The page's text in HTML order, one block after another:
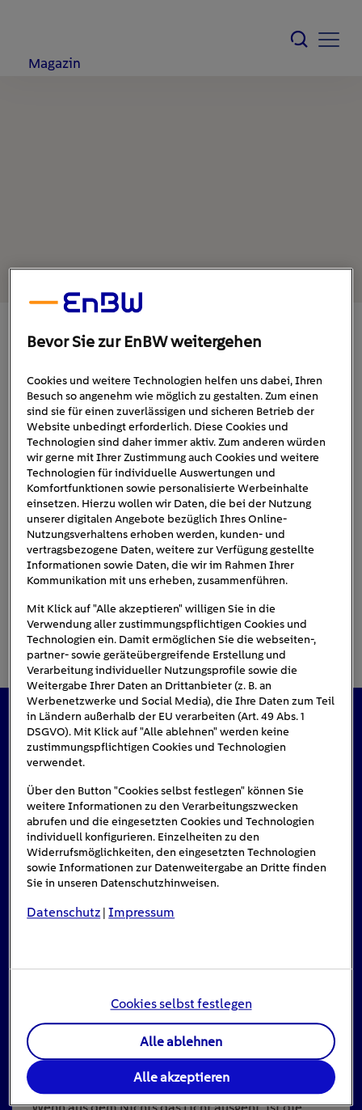
Magazin
Mobilfunkantenne-im-Dorf
Das könnte Sie auch interessieren
Stromausfall: Das ist zu tun, wenn das Licht
ausgeht
Bevor Sie zur EnBW weitergehen
Cookies und weitere Technologien helfen uns dabei, Ihren
Besuch so angenehm wie möglich zu gestalten. Zum einen
sind sie für einen zuverlässigen und sicheren Betrieb der
Website unbedingt erforderlich. Diese Cookies und
Technologien sind daher immer aktiv. Zum anderen würden
wir gerne mit Ihrer Zustimmung auch Cookies und weitere
Technologien für individuelle Auswertungen und
Komfortfunktionen sowie personalisierte Werbeinhalte
einsetzen. Hierzu wollen wir Daten, die bei der Nutzung
unserer digitalen Angebote bezüglich Ihres Online-
Nutzungsverhaltens erhoben werden, kunden- und
vertragsbezogene Daten, weitere zur Verfügung gestellte
Informationen sowie Daten, die wir im Rahmen Ihrer
Kommunikation mit uns erheben, zusammenführen.
Mit Klick auf "Alle akzeptieren" willigen Sie in die
Verwendung aller zustimmungspflichtigen Cookies und
Technologien ein. Damit ermöglichen Sie die webseiten-,
partner- sowie geräteübergreifende Erstellung und
Verarbeitung individueller Nutzungsprofile sowie die
Weitergabe Ihrer Daten an Drittanbieter (z. B. an
Werbenetzwerke und Social Media), die Ihre Daten zum Teil
in Ländern außerhalb der EU verarbeiten (Art. 49 Abs. 1
DSGVO). Mit Klick auf "Alle ablehnen" werden keine
zustimmungspflichtigen Cookies und Technologien
verwendet.
Über den Button "Cookies selbst festlegen" können Sie
weitere Informationen zu den Verarbeitungszwecken
abrufen und die eingesetzten Cookies und Technologien
individuell konfigurieren. Einzelheiten zu den
Widerrufsmöglichkeiten, den eingesetzten Technologien
sowie Informationen zur Datenweitergabe an Dritte finden
Sie in unseren Datenschutzhinweisen.
Datenschutz |Impressum
Cookies selbst festlegen
Alle ablehnen
Alle akzeptieren